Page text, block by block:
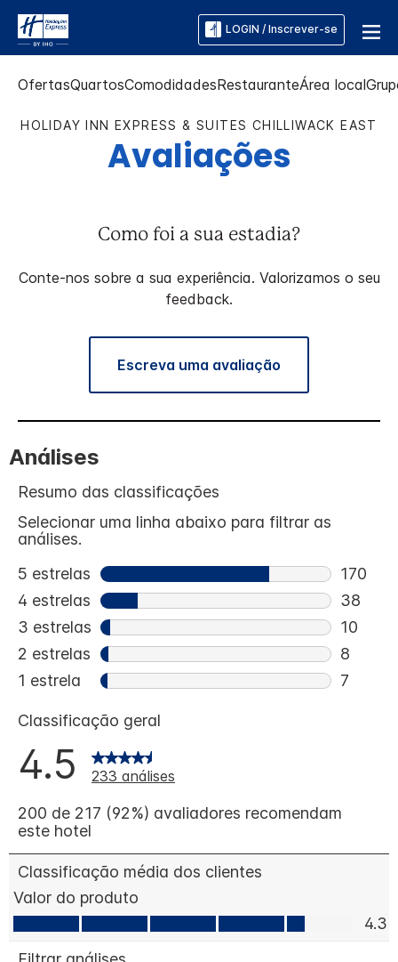
LOGIN / Inscrever-se
OfertasQuartosComodidadesRestauranteÁrea local
HOLIDAY INN EXPRESS & SUITES CHILLIWACK EAST
Avaliações
Como foi a sua estadia?
Conte-nos sobre a sua experiência. Valorizamos o seu
feedback.
Escreva uma avaliação